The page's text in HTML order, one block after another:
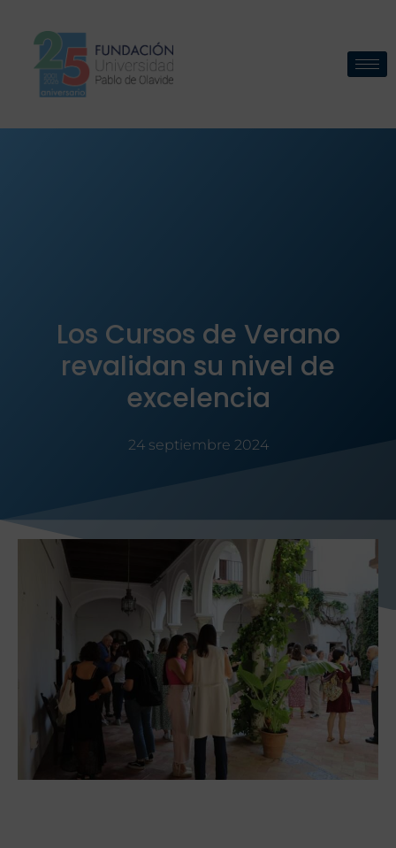
Los Cursos de Verano
revalidan su nivel de
excelencia
24 septiembre 2024